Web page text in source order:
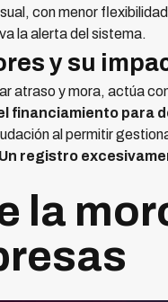
con menor
la alerta del sistema.
y su
atraso y mora, actúa
financiamiento para
al permitir
Un registro
la